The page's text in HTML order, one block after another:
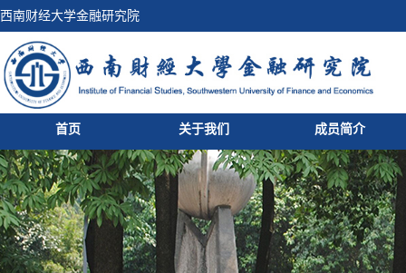
西南财经大学金融研究院
首页 关于我们 成员简介